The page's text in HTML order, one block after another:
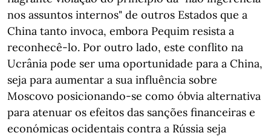
nos assuntos internos" de outros Estados que a
China tanto invoca, embora Pequim resista a
reconhecê-lo. Por outro lado, este conflito na
Ucrânia pode ser uma oportunidade para a China,
seja para aumentar a sua influência sobre
Moscovo posicionando-se como óbvia alternativa
para atenuar os efeitos das sanções financeiras e
económicas ocidentais contra a Rússia seja